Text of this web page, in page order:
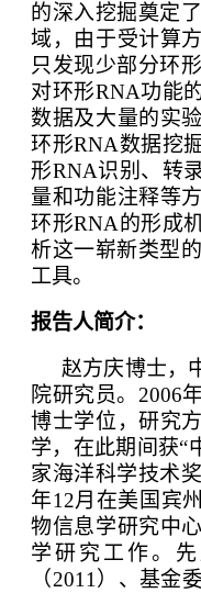
的深入挖掘奠定
域，由于受计算
只发现少部分环
对环形RNA功能
数据及大量的实
环形RNA数据挖
形RNA识别、转
量和功能注释等
环形RNA的形成
析这一崭新类型
工具。
报告人简介：
赵方庆博士，
院研究员。 2006
博士学位，研究
学，在此期间获“
家海洋科学技术
年12月在美国宾
物信息学研究中
学研究工作。
（2011）、基金